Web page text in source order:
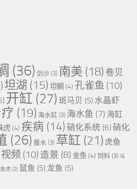
(36) 剑沙 (3) 南美 (18) 卷贝
坦湖 (15) 坦鲷 (4) 孔雀鱼 (10)
开缸 (27) 斑马贝 (5) 水晶虾
(19) 海水缸 (3) 海水鱼 (7) 海缸
虎(4) 疾病 (14) 硝化系统 (6)硝化
(26) 腹水 (3) 草缸 (21) 虎鱼
视频 (10) 造景 (8) 金鱼 (4) 饲料 (3) 马
虎 (2) 鼠鱼 (5) 龙鱼 (5)